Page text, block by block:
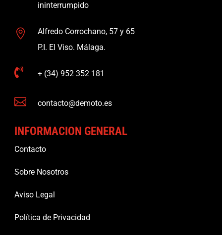
ininterrumpido

Alfredo Corrochano, 57 y 65
P.I. El Viso. Málaga.
 + (34) 952 352 181
 contacto@demoto.es
INFORMACION GENERAL
Contacto
Sobre Nosotros
Aviso Legal
Política de Privacidad